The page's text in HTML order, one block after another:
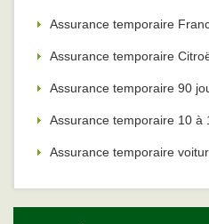
Assurance temporaire
Assurance temporaire
Assurance temporaire 90
Assurance temporaire 10 à
Assurance temporaire